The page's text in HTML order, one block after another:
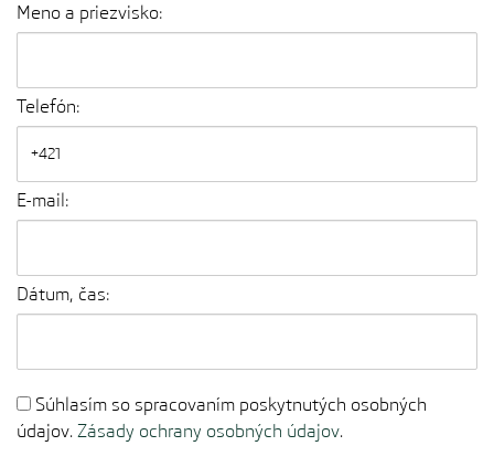
Meno a priezvisko:
Telefón:
E-mail:
Dátum, čas:
Súhlasím so spracovaním poskytnutých osobných
údajov. Zásady ochrany osobných údajov.